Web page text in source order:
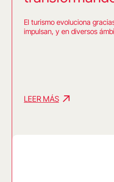
El turismo evoluciona
impulsan, y en diversos
LEER MÁS